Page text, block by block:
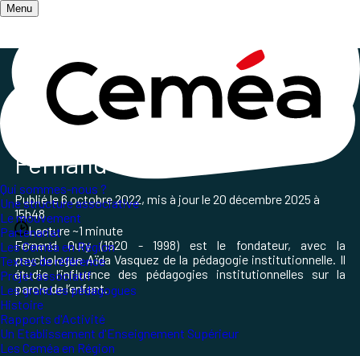
Menu
Qui sommes-nous ?
Une structure associative
Le mouvement
Partenariat
Les Ceméa en Région
Textes de référence
Projet associatif
Les grand.es pédagogues
Histoire
Rapports d'Activité
Un Etablissement d'Enseignement Supérieur
Les Ceméa en Région
Accueil/
Qui sommes-nous ?
Les grands et grandes pédagogues
Les grand·es pédagogues
Fernand Oury
Publié le6 octobre 2022, mis à jour le20 décembre 2025 à
15h48
Lecture ~1 minute
Fernand Oury (1920 - 1998) est le fondateur, avec la
psychologue Aïda Vasquez de la pédagogie institutionnelle. Il
étudie l’influence des pédagogies institutionnelles sur la
parole de l’enfant.